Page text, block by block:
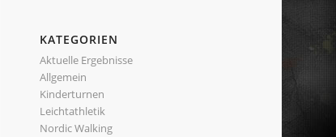
KATEGORIEN
Aktuelle Ergebnisse
Allgemein
Kinderturnen
Leichtathletik
Nordic Walking